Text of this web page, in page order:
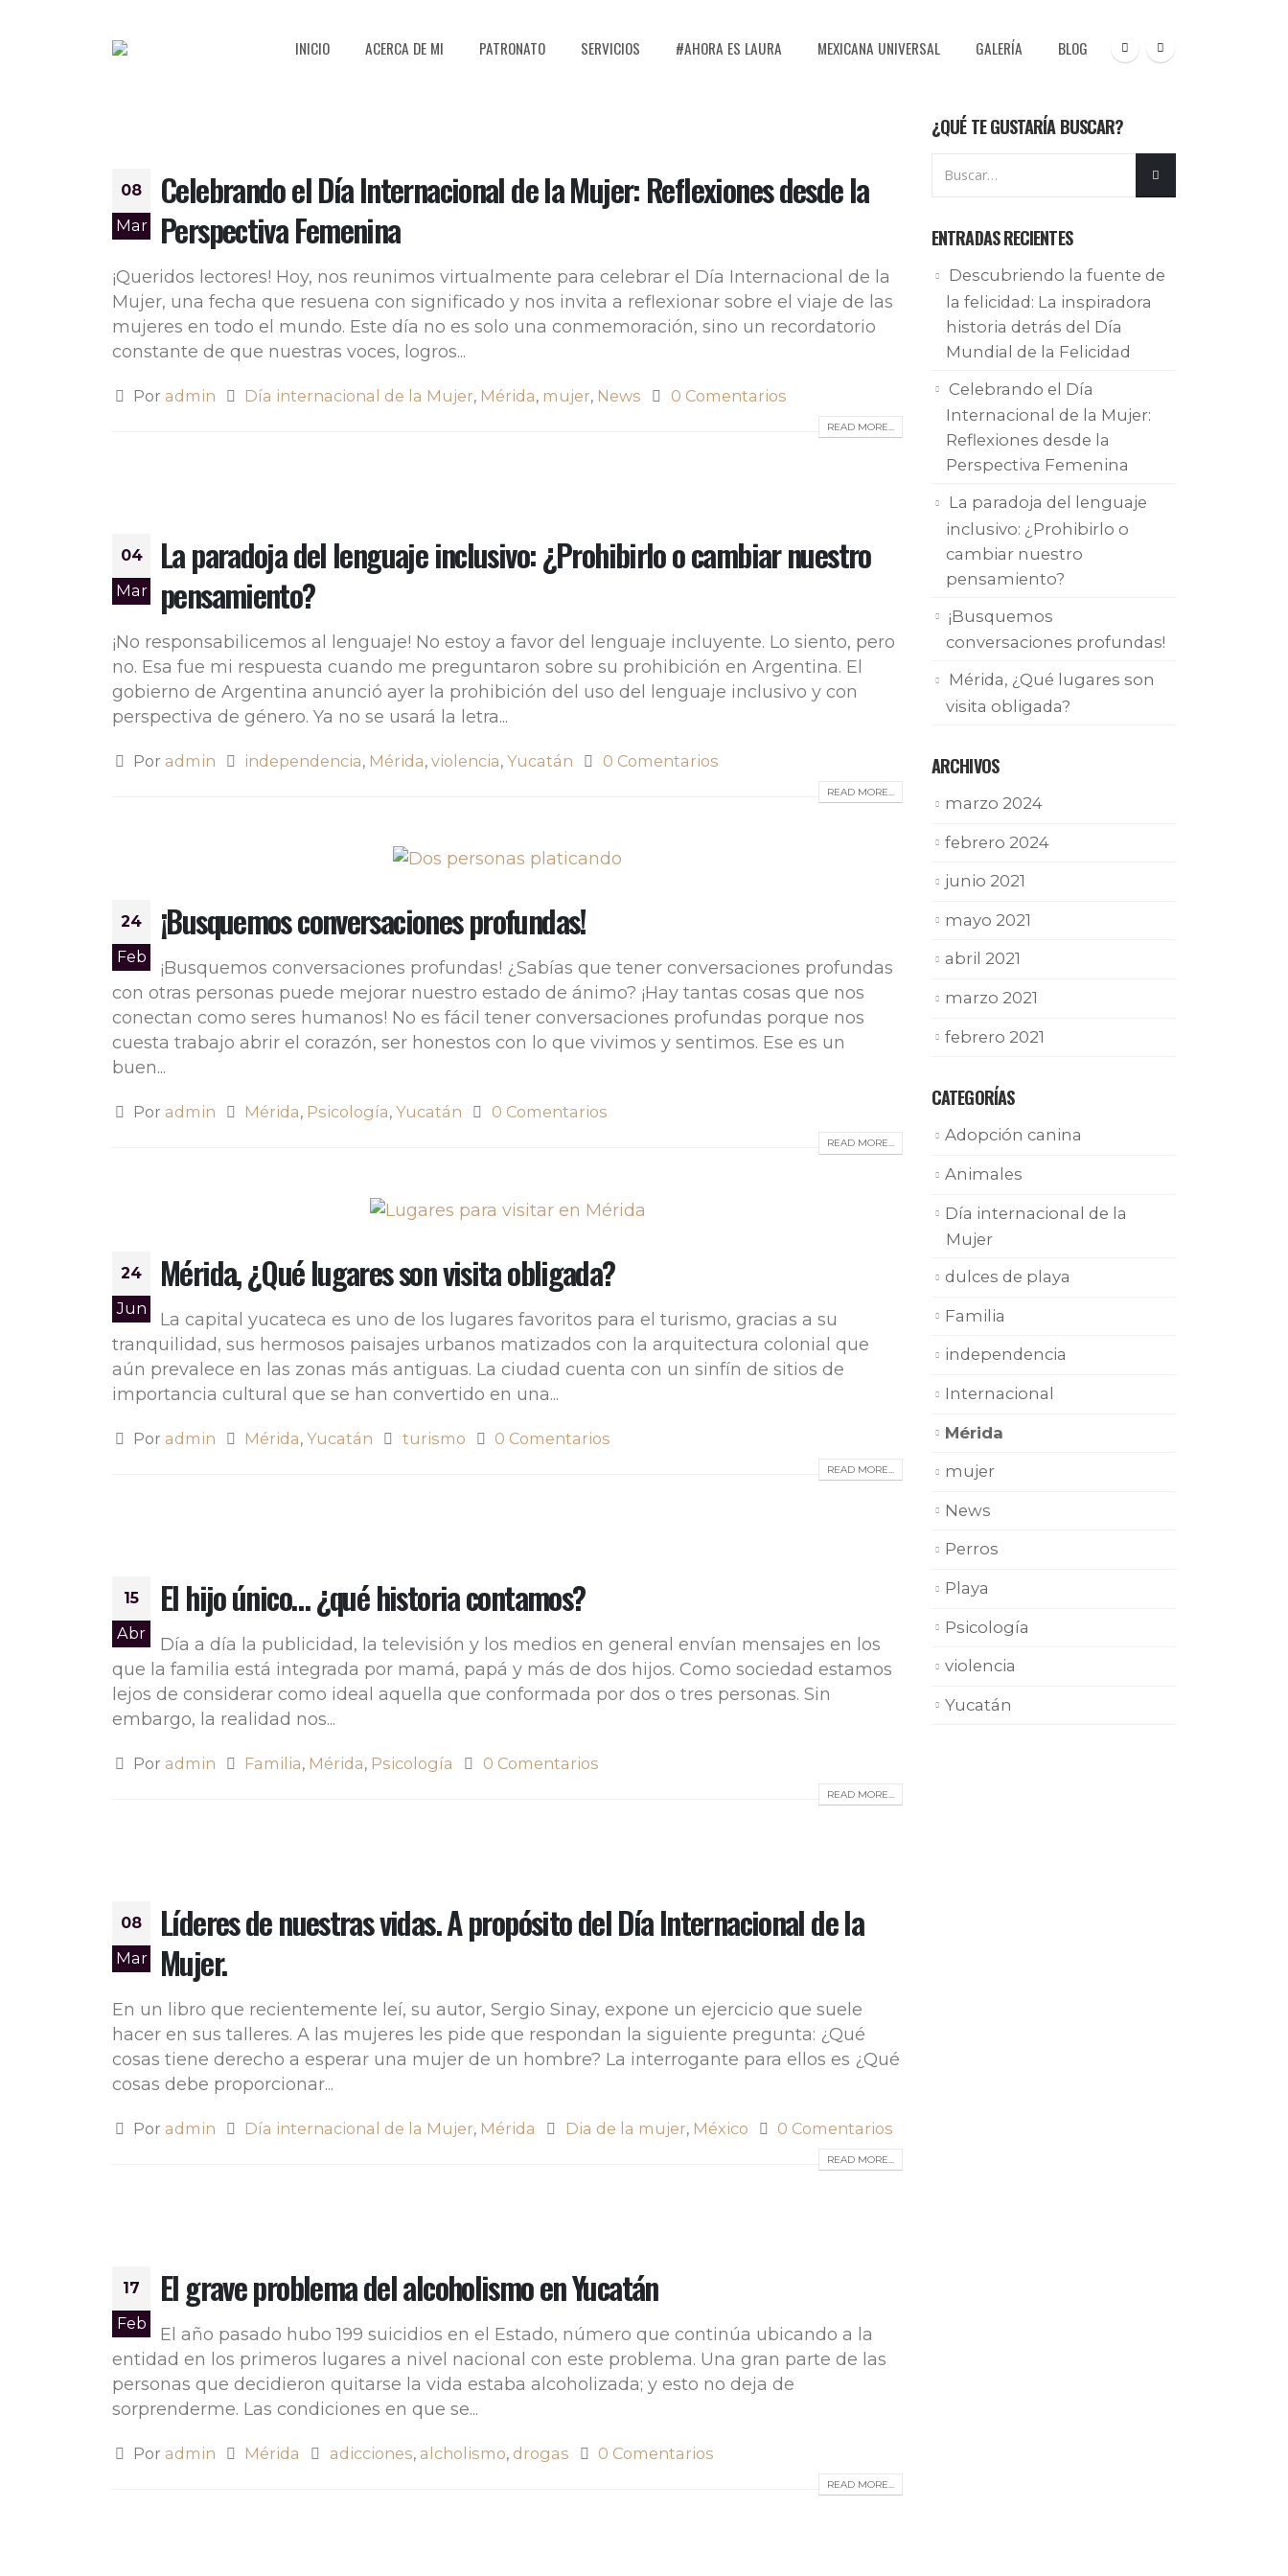
INICIO ACERCA DE MI PATRONATO SERVICIOS #AHORA ES LAURA MEXICANA UNIVERSAL GALERÍA BLOG
08
Mar
Celebrando el Día Internacional de la Mujer: Reflexiones desde la
Perspectiva Femenina
¡Queridos lectores! Hoy, nos reunimos virtualmente para celebrar el Día Internacional de la
Mujer, una fecha que resuena con significado y nos invita a reflexionar sobre el viaje de las
mujeres en todo el mundo. Este día no es solo una conmemoración, sino un recordatorio
constante de que nuestras voces, logros...
Por admin Día internacional de la Mujer, Mérida, mujer, News 0 Comentarios
READ MORE...
04
Mar
La paradoja del lenguaje inclusivo: ¿Prohibirlo o cambiar nuestro
pensamiento?
¡No responsabilicemos al lenguaje! No estoy a favor del lenguaje incluyente. Lo siento, pero
no. Esa fue mi respuesta cuando me preguntaron sobre su prohibición en Argentina. El
gobierno de Argentina anunció ayer la prohibición del uso del lenguaje inclusivo y con
perspectiva de género. Ya no se usará la letra...
Por admin independencia, Mérida,violencia,Yucatán 0 Comentarios
READ MORE...
24
Feb
¡Busquemos conversaciones profundas!
¡Busquemos conversaciones profundas! ¿Sabías que tener conversaciones profundas
con otras personas puede mejorar nuestro estado de ánimo? ¡Hay tantas cosas que nos
conectan como seres humanos! No es fácil tener conversaciones profundas porque nos
cuesta trabajo abrir el corazón, ser honestos con lo que vivimos y sentimos. Ese es un
buen...
Por admin Mérida, Psicología,Yucatán 0 Comentarios
READ MORE...
24
Jun
Mérida, ¿Qué lugares son visita obligada?
La capital yucateca es uno de los lugares favoritos para el turismo, gracias a su
tranquilidad, sus hermosos paisajes urbanos matizados con la arquitectura colonial que
aún prevalece en las zonas más antiguas. La ciudad cuenta con un sinfín de sitios de
importancia cultural que se han convertido en una...
Por admin Mérida,Yucatán turismo 0 Comentarios
READ MORE...
15
Abr
El hijo único… ¿qué historia contamos?
Día a día la publicidad, la televisión y los medios en general envían mensajes en los
que la familia está integrada por mamá, papá y más de dos hijos. Como sociedad estamos
lejos de considerar como ideal aquella que conformada por dos o tres personas. Sin
embargo, la realidad nos...
Por admin Familia, Mérida, Psicología 0 Comentarios
READ MORE...
08
Mar
Líderes de nuestras vidas. A propósito del Día Internacional de la
Mujer.
En un libro que recientemente leí, su autor, Sergio Sinay, expone un ejercicio que suele
hacer en sus talleres. A las mujeres les pide que respondan la siguiente pregunta: ¿Qué
cosas tiene derecho a esperar una mujer de un hombre? La interrogante para ellos es ¿Qué
cosas debe proporcionar...
Por admin Día internacional de la Mujer, Mérida Dia de la mujer, México 0 Comentarios
READ MORE...
17
Feb
El grave problema del alcoholismo en Yucatán
El año pasado hubo 199 suicidios en el Estado, número que continúa ubicando a la
entidad en los primeros lugares a nivel nacional con este problema. Una gran parte de las
personas que decidieron quitarse la vida estaba alcoholizada; y esto no deja de
sorprenderme. Las condiciones en que se...
Por admin Mérida adicciones, alcholismo, drogas 0 Comentarios
READ MORE...
¿QUÉ TE GUSTARÍA BUSCAR?
ENTRADAS RECIENTES
Descubriendo la fuente de
la felicidad: La inspiradora
historia detrás del Día
Mundial de la Felicidad
Celebrando el Día
Internacional de la Mujer:
Reflexiones desde la
Perspectiva Femenina
La paradoja del lenguaje
inclusivo: ¿Prohibirlo o
cambiar nuestro
pensamiento?
¡Busquemos
conversaciones profundas!
Mérida, ¿Qué lugares son
visita obligada?
ARCHIVOS
marzo 2024
febrero 2024
junio 2021
mayo 2021
abril 2021
marzo 2021
febrero 2021
CATEGORÍAS
Adopción canina
Animales
Día internacional de la
Mujer
dulces de playa
Familia
independencia
Internacional
Mérida
mujer
News
Perros
Playa
Psicología
violencia
Yucatán